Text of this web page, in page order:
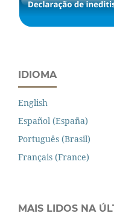
IDIOMA
English
Español (España)
Português (Brasil)
Français (France)
MAIS LIDOS NA